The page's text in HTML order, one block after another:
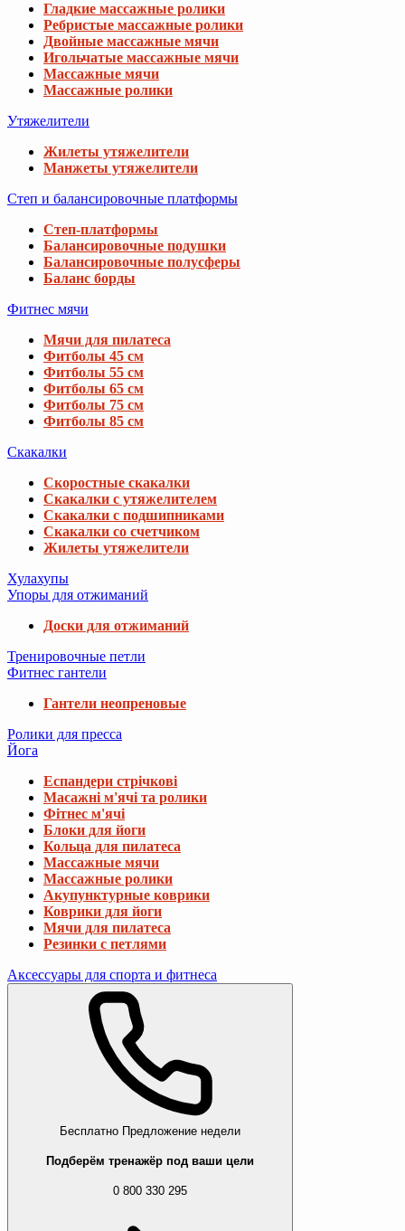
Гладкие массажные ролики
Ребристые массажные ролики
Двойные массажные мячи
Игольчатые массажные мячи
Массажные мячи
Массажные ролики
Утяжелители
Жилеты утяжелители
Манжеты утяжелители
Степ и балансировочные платформы
Степ-платформы
Балансировочные подушки
Балансировочные полусферы
Баланс борды
Фитнес мячи
Мячи для пилатеса
Фитболы 45 см
Фитболы 55 см
Фитболы 65 см
Фитболы 75 см
Фитболы 85 см
Скакалки
Скоростные скакалки
Скакалки с утяжелителем
Скакалки с подшипниками
Скакалки со счетчиком
Жилеты утяжелители
Хулахупы
Упоры для отжиманий
Доски для отжиманий
Тренировочные петли
Фитнес гантели
Гантели неопреновые
Ролики для пресса
Йога
Еспандери стрічкові
Масажні м'ячі та ролики
Фітнес м'ячі
Блоки для йоги
Кольца для пилатеса
Массажные мячи
Массажные ролики
Акупунктурные коврики
Коврики для йоги
Мячи для пилатеса
Резинки с петлями
Аксессуары для спорта и фитнеса
Бесплатно Предложение недели
Подберём тренажёр под ваши цели
0 800 330 295